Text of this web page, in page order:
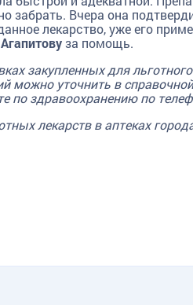
забрать. Вчера она
лекарство, уже его
за помощь.
закупленных для
можно уточнить в
по здравоохранению по
лекарств в аптеках